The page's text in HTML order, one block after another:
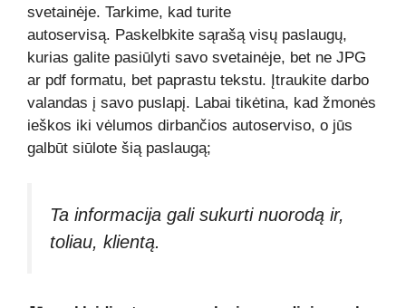
svetainėje. Tarkime, kad turite
autoservisą. Paskelbkite sąrašą visų paslaugų,
kurias galite pasiūlyti savo svetainėje, bet ne JPG
ar pdf formatu, bet paprastu tekstu. Įtraukite darbo
valandas į savo puslapį. Labai tikėtina, kad žmonės
ieškos iki vėlumos dirbančios autoserviso, o jūs
galbūt siūlote šią paslaugą;
Ta informacija gali sukurti nuorodą ir,
toliau, klientą.